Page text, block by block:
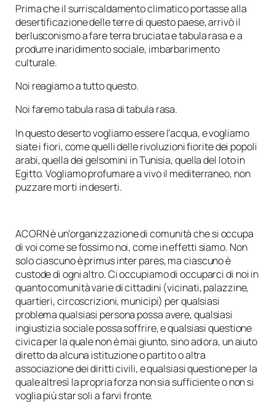
Prima che il surriscaldamento climatico portasse alla
desertificazione delle terre di questo paese, arrivò il
berlusconismo a fare terra bruciata e tabula rasa e a
produrre inaridimento sociale, imbarbarimento
culturale.
Noi reagiamo a tutto questo.
Noi faremo tabula rasa di tabula rasa.
In questo deserto vogliamo essere l’acqua, e vogliamo
siate i fiori, come quelli delle rivoluzioni fiorite dei popoli
arabi, quella dei gelsomini in Tunisia, quella del loto in
Egitto. Vogliamo profumare a vivo il mediterraneo, non
puzzare morti in deserti.
ACORN è un’organizzazione di comunitàche si occupa
di voi come se fossimo noi, come in effetti siamo. Non
solo ciascuno è primus inter pares, ma ciascuno è
custode di ogni altro. Ci occupiamo di occuparci di noi in
quanto comunità varie di cittadini (vicinati, palazzine,
quartieri, circoscrizioni, municipi) per qualsiasi
problema qualsiasi persona possa avere, qualsiasi
ingiustizia sociale possa soffrire, e qualsiasi questione
civica per la quale non è mai giunto, sino ad ora, un aiuto
diretto da alcuna istituzione o partito o altra
associazione dei diritti civili, e qualsiasi questione per la
quale altresì la propria forza non sia sufficiente o non si
voglia più star soli a farvi fronte.